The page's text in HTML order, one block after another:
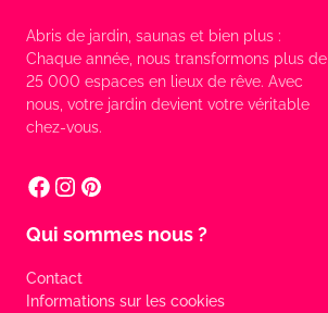
Abris de jardin, saunas et bien plus :
Chaque année, nous transformons plus de
25 000 espaces en lieux de rêve. Avec
nous, votre jardin devient votre véritable
chez-vous.
Qui sommes nous ?
Contact
Informations sur les cookies